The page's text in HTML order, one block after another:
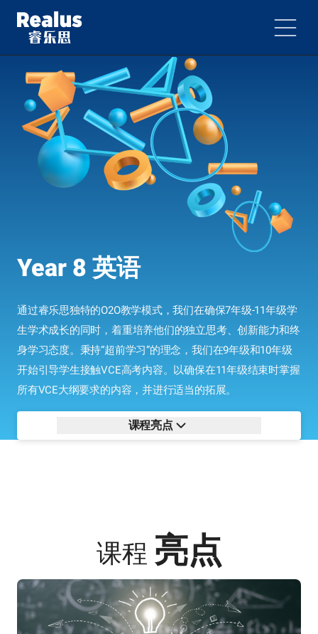
Year 8 英语
通过睿乐思独特的O2O教学模式，我们在确保7年级-11年级学
生学术成长的同时，着重培养他们的独立思考、创新能力和终
身学习态度。秉持“超前学习”的理念，我们在9年级和10年级
开始引导学生接触VCE高考内容。以确保在11年级结束时掌握
所有VCE大纲要求的内容，并进行适当的拓展。
课程亮点
课程 亮点